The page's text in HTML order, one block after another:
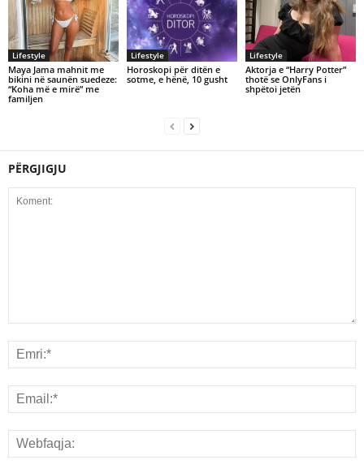
Lifestyle
Maya Jama mahnit me
bikini në saunën suedeze:
“Koha më e mirë” me
familjen
Lifestyle
Horoskopi për ditën e
sotme, e hënë, 10 gusht
Lifestyle
Aktorja e “Harry Potter”
thotë se OnlyFans i
shpëtoi jetën
PËRGJIGJU